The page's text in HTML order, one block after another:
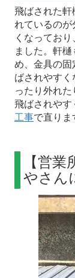
飛ばされた軒
れているの
くなってお
ました。軒
め、金具の固
ばされやす
ったり外れ
飛ばされやす
工事で直りま
【営
やさん